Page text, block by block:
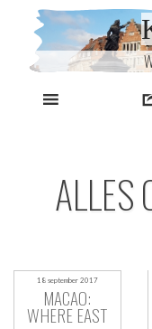
inhoud
ALLES
18 september 2017
MACAO:
WHERE EAST